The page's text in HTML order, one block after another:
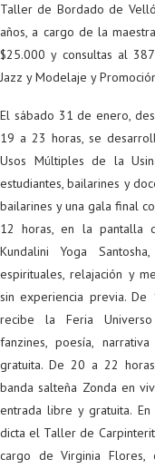
Taller de Bordado de
años, a cargo de la
$25.000 y consultas al
Jazz y Modelaje y
El sábado 31 de enero,
19 a 23 horas, se
Usos Múltiples de la
estudiantes, bailarines y
bailarines y una gala final
12 horas, en la pantalla
Kundalini Yoga
espirituales, relajación y
sin experiencia previa.
recibe la Feria Universo
fanzines, poesía,
gratuita. De 20 a 22
banda salteña Zonda en
entrada libre y gratuita.
dicta el Taller de
cargo de Virginia Flores,